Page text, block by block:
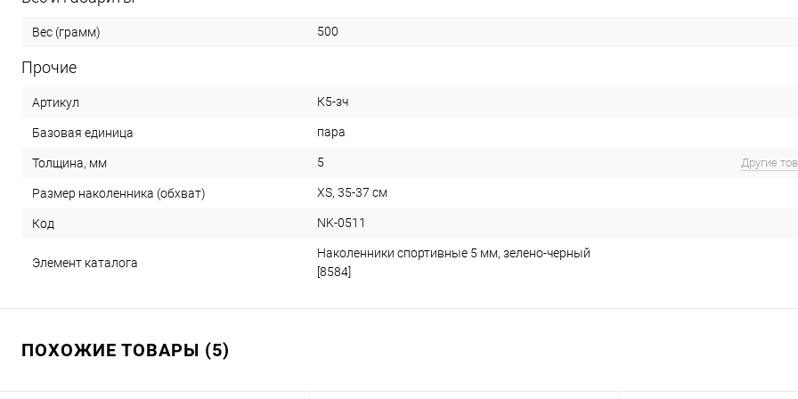
Вес (грамм) 500
Прочие
Артикул К5-зч
Базовая единица пара
Толщина, мм 5 Другие
Размер наколенника (обхват) XS, 35-37 см
Код NK-0511
Элемент каталога
Наколенники спортивные 5 мм, зелено-черный
[8584]
ПОХОЖИЕ ТОВАРЫ (5)